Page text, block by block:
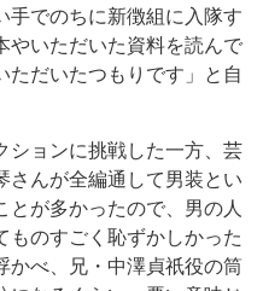
手でのちに新徴組に入隊す
やいただいた資料を読んで
ただいたつもりです」と自
ョンに挑戦した一方、芸
さんが全編通して男装とい
とが多かったので、男の人
ものすごく恥ずかしかった
かべ、兄・中澤貞祇役の筒